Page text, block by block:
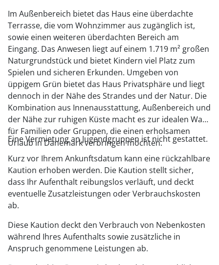
Im Außenbereich bietet das Haus eine überdachte
Terrasse, die vom Wohnzimmer aus zugänglich ist,
sowie einen weiteren überdachten Bereich am
Eingang. Das Anwesen liegt auf einem 1.719 m² großen
Naturgrundstück und bietet Kindern viel Platz zum
Spielen und sicheren Erkunden. Umgeben von
üppigem Grün bietet das Haus Privatsphäre und liegt
dennoch in der Nähe des Strandes und der Natur. Die
Kombination aus Innenausstattung, Außenbereich und
der Nähe zur ruhigen Küste macht es zur idealen Wahl
für Familien oder Gruppen, die einen erholsamen
Urlaub in Dänemark verbringen möchten.
Eine Vermietung an Jugendgruppen ist nicht gestattet.
Kurz vor Ihrem Ankunftsdatum kann eine rückzahlbare
Kaution erhoben werden. Die Kaution stellt sicher,
dass Ihr Aufenthalt reibungslos verläuft, und deckt
eventuelle Zusatzleistungen oder Verbrauchskosten
ab.
Diese Kaution deckt den Verbrauch von Nebenkosten
während Ihres Aufenthalts sowie zusätzliche in
Anspruch genommene Leistungen ab.